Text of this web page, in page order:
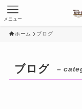
メニュー
ホーム ブログ
ブログ –